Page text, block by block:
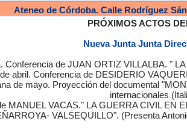
Ateneo de Córdoba. Calle Rodríguez
PRÓXIMOS ACTOS
Nueva Junta Junta
Conferencia de JUAN ORTIZ VILLALBA. "
abril. Conferencia de DESIDERIO
de mayo. Proyección del documental
internacionales
MANUEL VACAS." LA GUERRA CIVIL
VALSEQUILLO". (Presenta